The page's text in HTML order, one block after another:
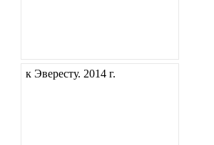
к Эвересту. 2014 г.